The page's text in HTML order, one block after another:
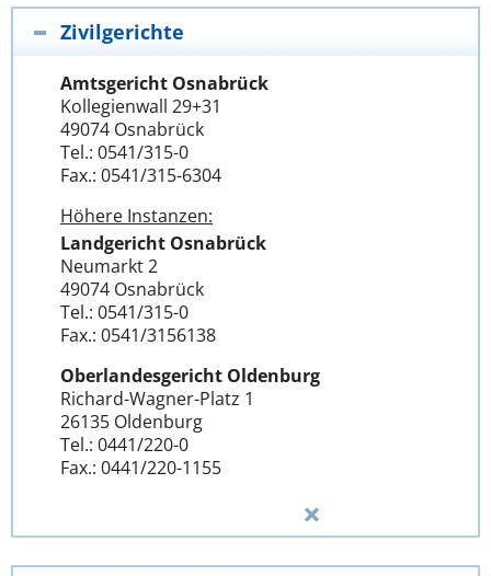
Zivilgerichte
Amtsgericht Osnabrück
Kollegienwall 29+31
49074 Osnabrück
Tel.: 0541/315-0
Fax.: 0541/315-6304
Höhere Instanzen:
Landgericht Osnabrück
Neumarkt 2
49074 Osnabrück
Tel.: 0541/315-0
Fax.: 0541/3156138
Oberlandesgericht Oldenburg
Richard-Wagner-Platz 1
26135 Oldenburg
Tel.: 0441/220-0
Fax.: 0441/220-1155